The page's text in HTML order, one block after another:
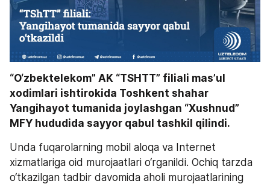
“O‘zbektelekom” AK “TSHTT” filiali masʼul
xodimlari ishtirokida Toshkent shahar
Yangihayot tumanida joylashgan “Xushnud”
MFY hududida sayyor qabul tashkil qilindi.
Unda fuqarolarning mobil aloqa va Internet
xizmatlariga oid murojaatlari o‘rganildi. Ochiq tarzda
o‘tkazilgan tadbir davomida aholi murojaatlarining